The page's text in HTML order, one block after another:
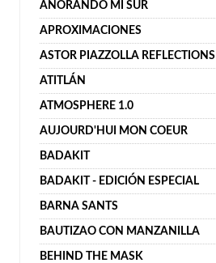
AÑORANDO MI SUR
APROXIMACIONES
ASTOR PIAZZOLLA REFLECTIONS
ATITLÁN
ATMOSPHERE 1.0
AUJOURD'HUI MON COEUR
BADAKIT
BADAKIT - EDICIÓN ESPECIAL
BARNA SANTS
BAUTIZAO CON MANZANILLA
BEHIND THE MASK